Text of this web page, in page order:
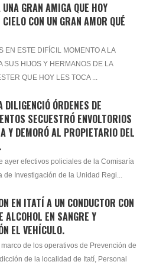
GRAN AMIGA QUE HOY
CON UN GRAN AMOR QUÉ
EN ESTE DIFÍCIL MOMENTO A LA
SUS HIJOS Y HERMANOS DE LA
QUE HOY LES TOCA ...
DILIGENCIÓ ÓRDENES DE
SECUESTRÓ ENVOLTORIOS
Y DEMORÓ AL PROPIETARIO DEL
ayer efectivos policiales de la Comisaría
de Investigación de la Unidad Regi...
EN ITATÍ A UN CONDUCTOR CON
ALCOHOL EN SANGRE Y
EL VEHÍCULO.
marco de los operativos de Prevención de
de la localidad de Itatí, Personal